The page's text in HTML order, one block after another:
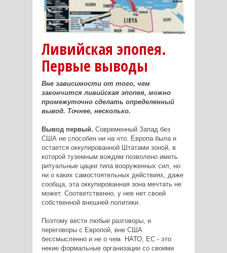
Ливийская эпопея.
Первые выводы
Вне зависимости от того, чем
закончится ливийская эпопея, можно
промежуточно сделать определенный
вывод. Точнее, несколько.
Вывод первый. Современный Запад без
США не способен ни на что. Европа была и
остается оккупированной Штатами зоной, в
которой туземным вождям позволено иметь
ритуальные цацки типа вооруженных сил, но
ни о каких самостоятельных действиях, даже
сообща, эта оккупированная зона мечтать не
может. Соответственно, у нее нет своей
собственной внешней политики.
Поэтому вести любые разговоры, и
переговоры с Европой, вне США
бессмысленно и не о чем. НАТО, ЕС - это
некие формальные организации со своими